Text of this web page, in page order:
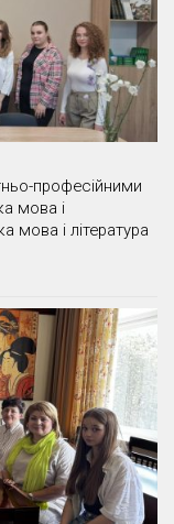
професійними
мова і
мова і література